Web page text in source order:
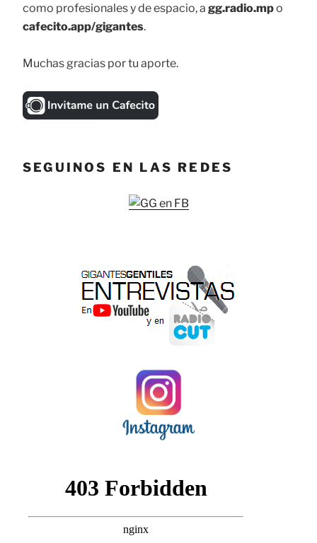
como profesionales y de espacio, a gg.radio.mpo
cafecito.app/gigantes.
Muchas gracias por tu aporte.
SEGUINOS EN LAS REDES